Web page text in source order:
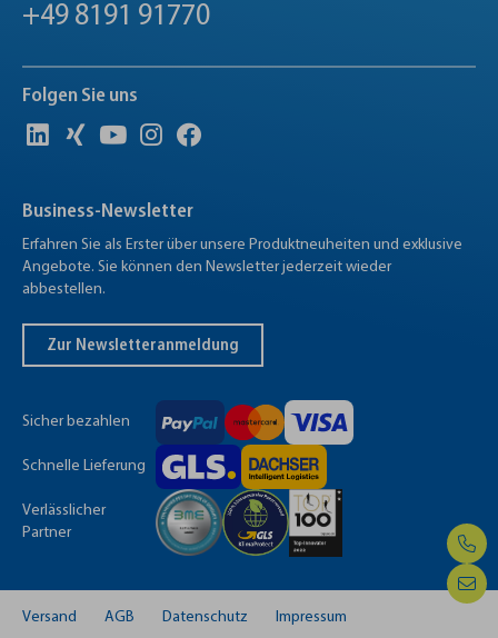
+49 8191 91770
Folgen Sie uns
Business-Newsletter
Erfahren Sie als Erster über unsere Produktneuheiten und exklusive
Angebote. Sie können den Newsletter jederzeit wieder
abbestellen.
Zur Newsletteranmeldung
Sicher bezahlen
Schnelle Lieferung
Verlässlicher
Partner
Versand AGB Datenschutz Impressum